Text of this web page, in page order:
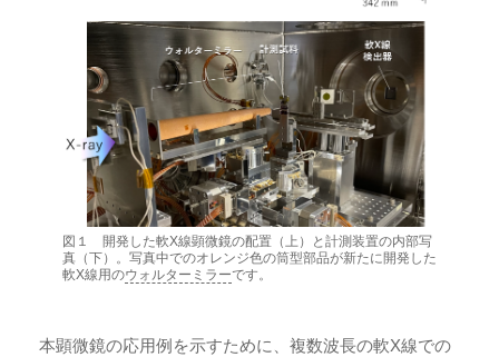
図１ 開発した軟X線顕微鏡の配置（上）と計測装置の内部写
真（下）。写真中でのオレンジ色の筒型部品が新たに開発した
軟X線用のウォルターミラーです。
本顕微鏡の応用例を示すために、複数波長の軟X線での